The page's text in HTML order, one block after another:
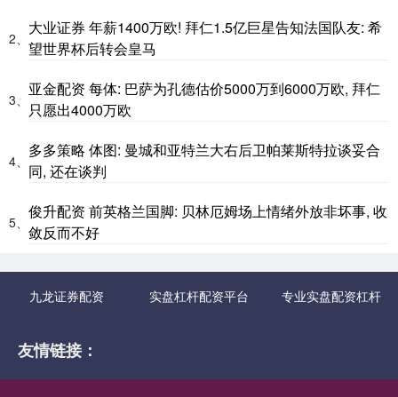
2、
大业证券 年薪1400万欧! 拜仁1.5亿巨星告知法国队友: 希
望世界杯后转会皇马
3、
亚金配资 每体: 巴萨为孔德估价5000万到6000万欧, 拜仁
只愿出4000万欧
4、
多多策略 体图: 曼城和亚特兰大右后卫帕莱斯特拉谈妥合
同, 还在谈判
5、
俊升配资 前英格兰国脚: 贝林厄姆场上情绪外放非坏事, 收
敛反而不好
九龙证券配资 实盘杠杆配资平台 专业实盘配资杠杆
友情链接：